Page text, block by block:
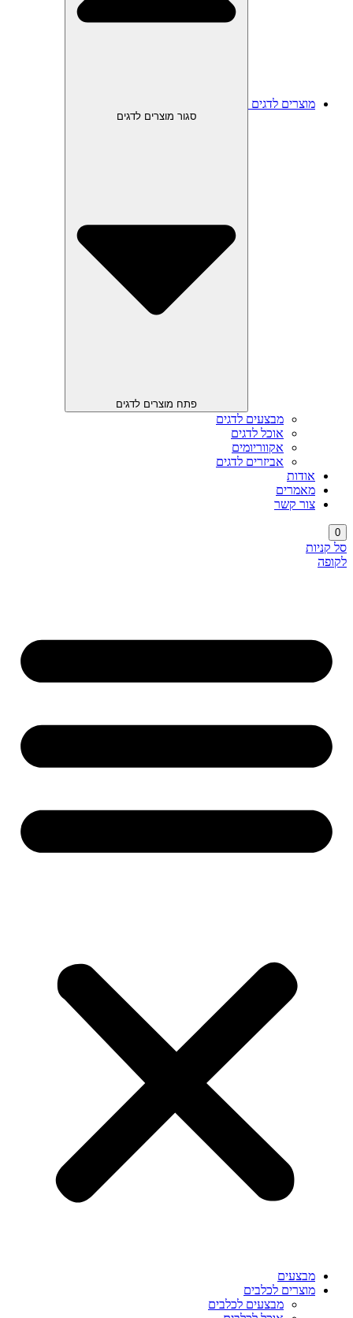
מוצרים לדגים
סגור מוצרים לדגים
פתח מוצרים לדגים
מבצעים לדגים
אוכל לדגים
אקווריומים
אביזרים לדגים
אודות
מאמרים
צור קשר
0
סל קניות
לקופה
מבצעים
מוצרים לכלבים
מבצעים לכלבים